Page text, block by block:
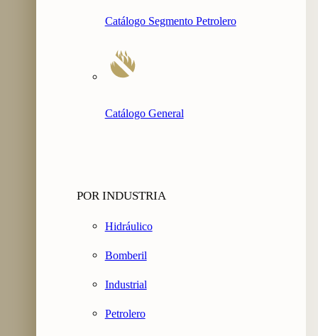
Catálogo Segmento Petrolero
Catálogo General
POR INDUSTRIA
Hidráulico
Bomberil
Industrial
Petrolero